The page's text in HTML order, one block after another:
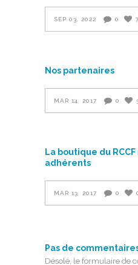
SEP 03, 2022 0 7
Nos partenaires
MAR 14, 2017 0
La boutique du
adhérents
MAR 13, 2017 0
Pas de
Désolé, le formulaire de